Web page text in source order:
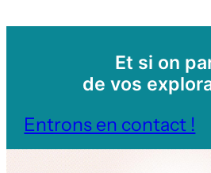
Et si on
de vos
Entrons en contact !